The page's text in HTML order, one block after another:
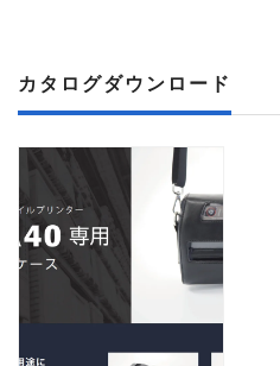
カタログダウンロード